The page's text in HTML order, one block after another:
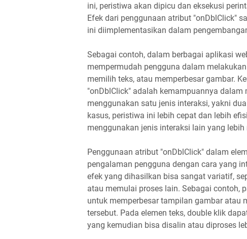
ini, peristiwa akan dipicu dan eksekusi
Efek dari penggunaan atribut "onDblClick"
ini diimplementasikan dalam
Sebagai contoh, dalam berbagai aplikasi
mempermudah pengguna dalam
memilih teks, atau memperbesar gambar.
"onDblClick" adalah kemampuannya
menggunakan satu jenis interaksi, yakni
kasus, peristiwa ini lebih cepat dan lebih
menggunakan jenis interaksi lain yang lebih
Penggunaan atribut "onDblClick" dalam
pengalaman pengguna dengan cara yang
efek yang dihasilkan bisa sangat variatif,
atau memulai proses lain. Sebagai contoh,
untuk memperbesar tampilan gambar
tersebut. Pada elemen teks, double klik
yang kemudian bisa disalin atau diproses